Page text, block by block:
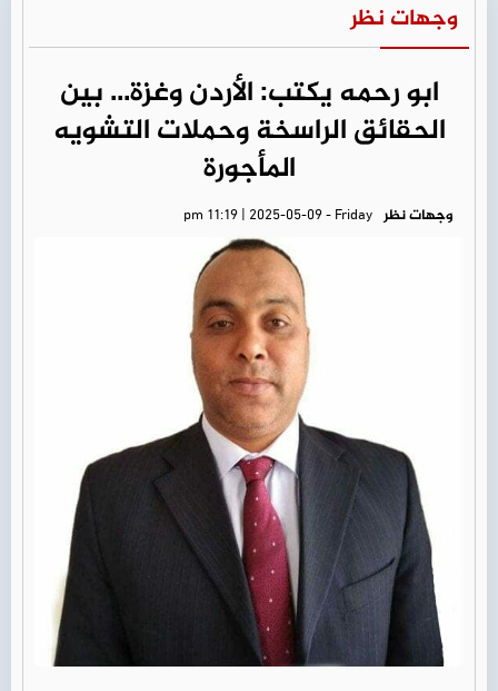
وجهات نظر
ابو رحمه يكتب: الأردن وغزة... بين
الحقائق الراسخة وحملات التشويه
المأجورة
وجهات نظر pm 11:19 | 2025-05-09 - Friday